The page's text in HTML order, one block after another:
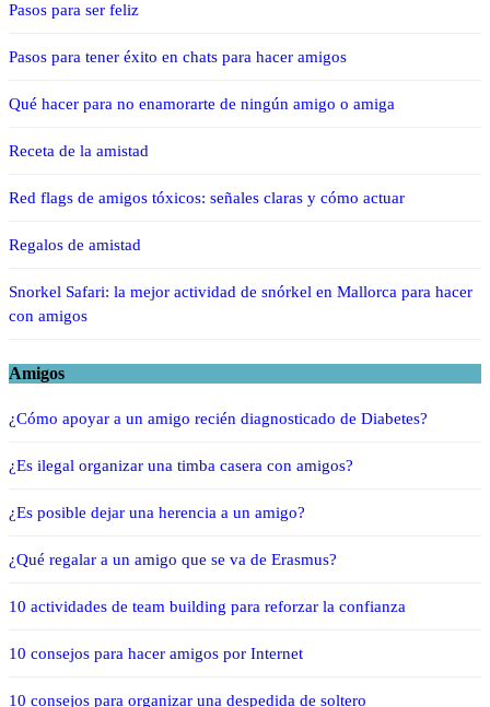
Pasos para ser feliz
Pasos para tener éxito en chats para hacer amigos
Qué hacer para no enamorarte de ningún amigo o amiga
Receta de la amistad
Red flags de amigos tóxicos: señales claras y cómo actuar
Regalos de amistad
Snorkel Safari: la mejor actividad de snórkel en Mallorca para hacer
con amigos
Amigos
¿Cómo apoyar a un amigo recién diagnosticado de Diabetes?
¿Es ilegal organizar una timba casera con amigos?
¿Es posible dejar una herencia a un amigo?
¿Qué regalar a un amigo que se va de Erasmus?
10 actividades de team building para reforzar la confianza
10 consejos para hacer amigos por Internet
10 consejos para organizar una despedida de soltero